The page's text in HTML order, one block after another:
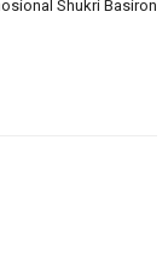
Shukri Basiron